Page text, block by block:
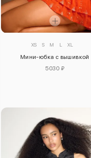
XS S M L XL
Мини-юбка с вышивкой
5030 ₽